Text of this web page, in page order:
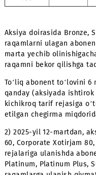
80
Corporate
Xotirjam
100
100 000
Aksiya doirasida
raqamlarni ulagan
marta yechib
raqamni bekor qilishga
To‘liq abonent
qanday (aksiyada